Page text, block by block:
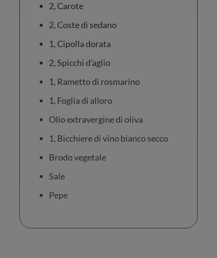
2, Carote
2, Coste di sedano
1, Cipolla dorata
2, Spicchi d’aglio
1, Rametto di rosmarino
1, Foglia di alloro
Olio extravergine di oliva
1, Bicchiere di vino bianco secco
Brodo vegetale
Sale
Pepe